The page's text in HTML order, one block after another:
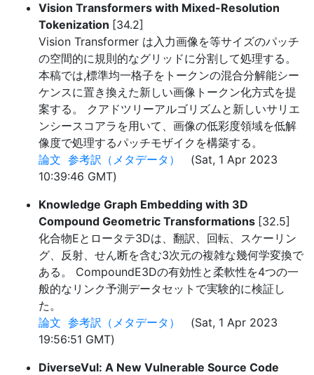
Vision Transformers with Mixed-Resolution
Tokenization [34.2]
Vision Transformer は入力画像を等サイズのパッチ
の空間的に規則的なグリッドに分割して処理する。
本稿では,標準均一格子をトークンの混合分解能シー
ケンスに置き換えた新しい画像トークン化方式を提
案する。 クアドツリーアルゴリズムと新しいサリエ
ンシースコアラを用いて、画像の低彩度領域を低解
像度で処理するパッチモザイクを構築する。
論文 参考訳（メタデータ）
(Sat, 1 Apr 2023
10:39:46 GMT)
Knowledge Graph Embedding with 3D
Compound Geometric Transformations [32.5]
化合物Eとロータテ3Dは、翻訳、回転、スケーリン
グ、反射、せん断を含む3次元の複雑な幾何学変換で
ある。 CompoundE3Dの有効性と柔軟性を4つの一
般的なリンク予測データセットで実験的に検証し
た。
論文 参考訳（メタデータ）
(Sat, 1 Apr 2023
19:56:51 GMT)
DiverseVul: A New Vulnerable Source Code